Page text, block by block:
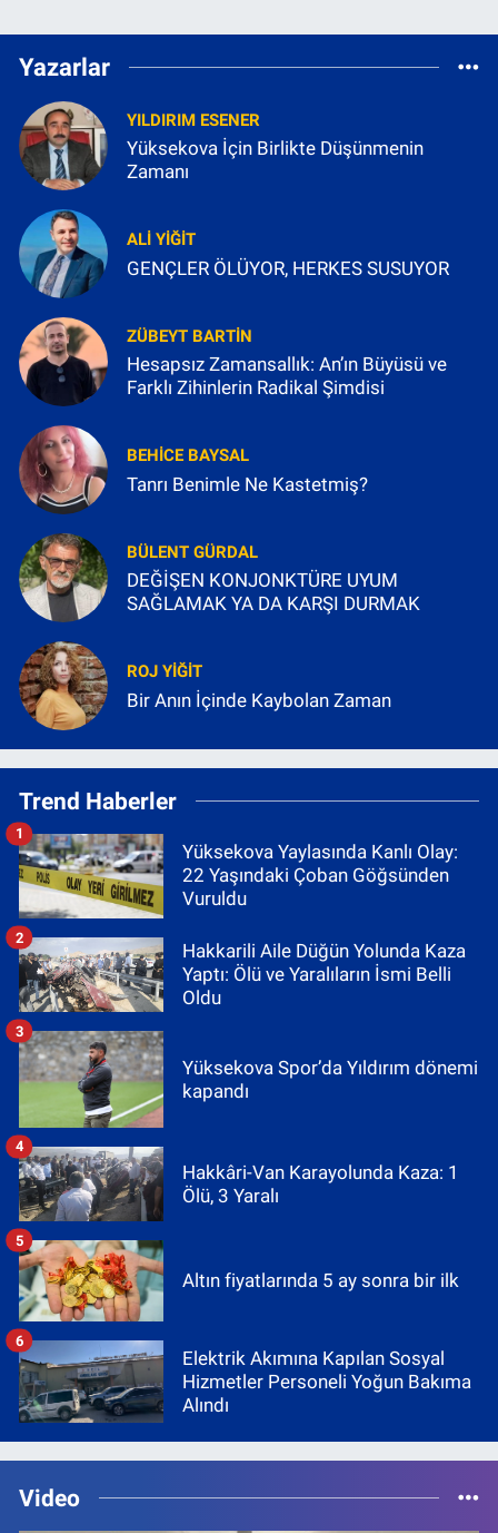
Yazarlar
YILDIRIM ESENER
Yüksekova İçin Birlikte Düşünmenin
Zamanı
ALI YIĞIT
GENÇLER ÖLÜYOR, HERKES SUSUYOR
ZÜBEYT BARTIN
Hesapsız Zamansallık: An’ın Büyüsü ve
Farklı Zihinlerin Radikal Şimdisi
BEHICE BAYSAL
Tanrı Benimle Ne Kastetmiş?
BÜLENT GÜRDAL
DEĞİŞEN KONJONKTÜRE UYUM
SAĞLAMAK YA DA KARŞI DURMAK
ROJ YIĞIT
Bir Anın İçinde Kaybolan Zaman
Trend Haberler
Yüksekova Yaylasında Kanlı Olay:
22 Yaşındaki Çoban Göğsünden
Vuruldu
1
Hakkarili Aile Düğün Yolunda Kaza
Yaptı: Ölü ve Yaralıların İsmi Belli
Oldu
2
Yüksekova Spor’da Yıldırım dönemi
kapandı
3
Hakkâri-Van Karayolunda Kaza: 1
Ölü, 3 Yaralı
4
Altın fiyatlarında 5 ay sonra bir ilk
5
Elektrik Akımına Kapılan Sosyal
Hizmetler Personeli Yoğun Bakıma
Alındı
6
Video